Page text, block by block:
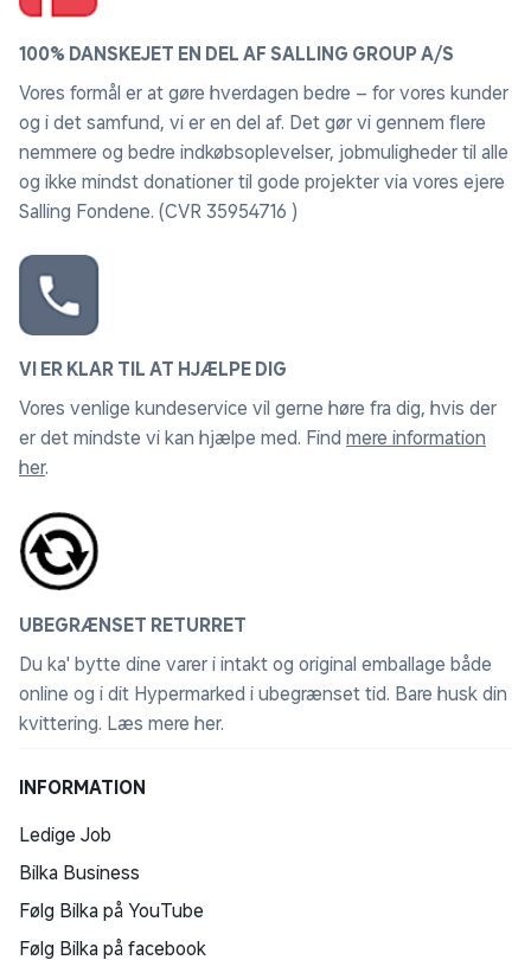
af bordskånere/dækkeservietter og dermed
overflader i skarpt sollys pga. glaseffekten.
Polyrattan
Polyrattan er et plastbaseret materiale, der betragtes
Materialet er UV-bestandigt og modstandsdygtigt
overfor naturens luner. Polyrattan kan også let
rengøres med vand og sæbe.
100% DANSKEJET EN DEL AF SALLING GROUP A/S
Vores formål er at gøre hverdagen bedre – for vores kunder
og i det samfund, vi er en del af. Det gør vi gennem flere
nemmere og bedre indkøbsoplevelser, jobmuligheder til alle
og ikke mindst donationer til gode projekter via vores ejere
Salling Fondene. (CVR 35954716 )
VI ER KLAR TIL AT HJÆLPE DIG
Vores venlige kundeservice vil gerne høre fra dig, hvis der
er det mindste vi kan hjælpe med. Find mere information
her.
UBEGRÆNSET RETURRET
Du ka' bytte dine varer i intakt og original emballage både
online og i dit Hypermarked i ubegrænset tid. Bare husk din
kvittering. Læs mere her.
INFORMATION
Ledige Job
Bilka Business
Følg Bilka på YouTube
Følg Bilka på facebook